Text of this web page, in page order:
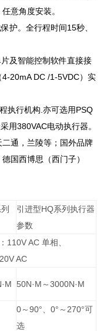
意角度安装。
护。全行程时间15秒、
及智能控制软件直接接
20mA DC /1-5VDC）实
执行机构.亦可选用PSQ
用380VAC电动执行器。
通，兰陵等；国外品牌
国西博思（西门子）
引进型HQ系列执行器
参数
AC 单相、
AC
50N·M～3000N·M
0～90°、0°～270°可
选